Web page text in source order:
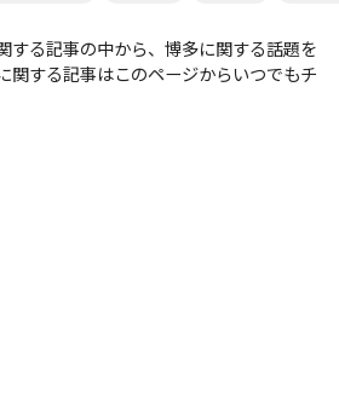
する記事の中から、博多に関する話題を
関する記事はこのページからいつでもチ